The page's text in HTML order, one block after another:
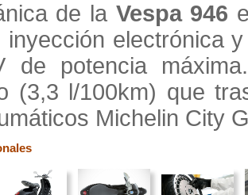
de la Vespa 946
inyección electrónica
de potencia
(3,3 l/100km) que
Michelin City